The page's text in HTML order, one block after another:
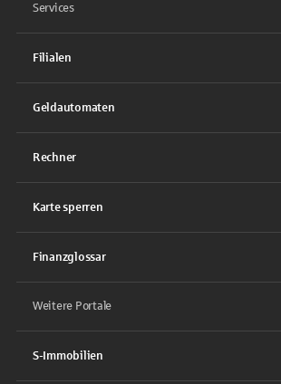
Services
Filialen
Geldautomaten
Rechner
Karte sperren
Finanzglossar
Weitere Portale
S-Immobilien